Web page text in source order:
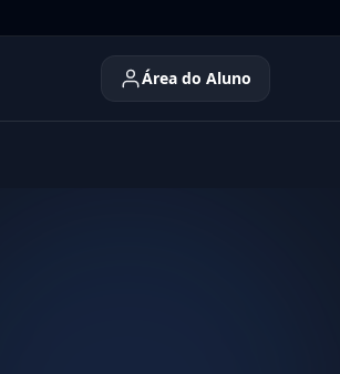
Área do Aluno